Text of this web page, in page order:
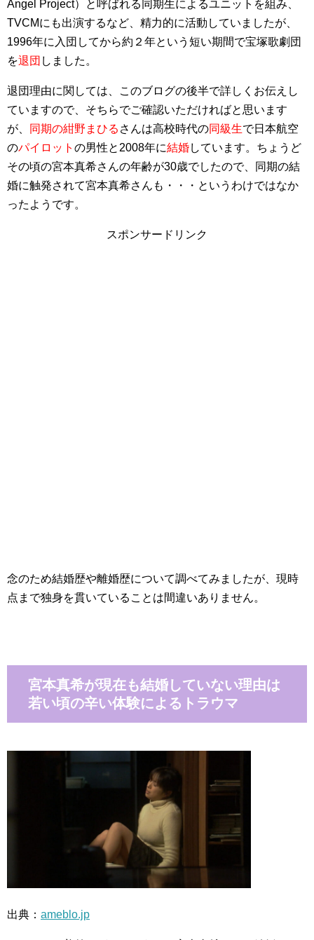
Angel Project）と呼ばれる同期生によるユニットを組み、
TVCMにも出演するなど、精力的に活動していましたが、
1996年に入団してから約２年という短い期間で宝塚歌劇団
を退団 しました。
退団理由に関しては、このブログの後半で詳しくお伝えし
ていますので、そちらでご確認いただければと思います
が、
同期の紺野まひる さんは高校時代の同級生で日本航空
のパイロット の男性と2008年に結婚しています。ちょうど
その頃の宮本真希さんの年齢が30歳でしたので、同期の結
婚に触発されて宮本真希さんも・・・というわけではなか
ったようです。
スポンサードリンク
念のため結婚歴や離婚歴について調べてみましたが、現時
点まで独身を貫いていることは間違いありません。
宮本真希が現在も結婚していない理由は
若い頃の辛い体験によるトラウマ
出典： ameblo.jp